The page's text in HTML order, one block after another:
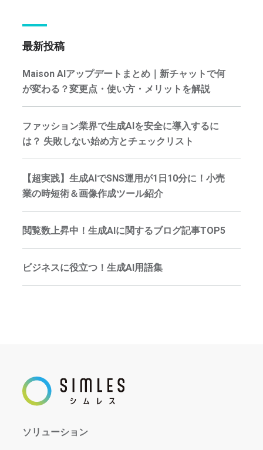
最新投稿
Maison AIアップデートまとめ｜新チャットで何
が変わる？変更点・使い方・メリットを解説
ファッション業界で生成AIを安全に導入するに
は？ 失敗しない始め方とチェックリスト
【超実践】生成AIでSNS運用が1日10分に！小売
業の時短術＆画像作成ツール紹介
閲覧数上昇中！生成AIに関するブログ記事TOP5
ビジネスに役立つ！生成AI用語集
ソリューション